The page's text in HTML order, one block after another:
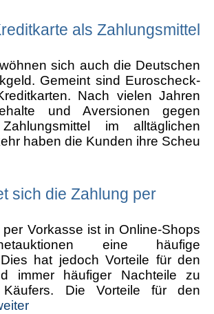
als Zahlungsmittel
sich auch die Deutschen
Gemeint sind Euroscheck-
Nach vielen Jahren
und Aversionen gegen
im alltäglichen
haben die Kunden ihre Scheu
sich die Zahlung per
Vorkasse ist in Online-Shops
eine häufige
hat jedoch Vorteile für den
immer häufiger Nachteile zu
Die Vorteile für den